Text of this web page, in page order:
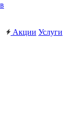
Акции Услуги